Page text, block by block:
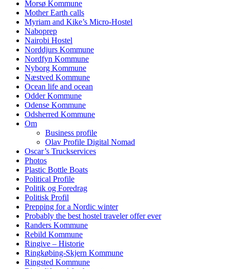
Morsø Kommune
Mother Earth calls
Myriam and Kike’s Micro-Hostel
Naboprep
Nairobi Hostel
Norddjurs Kommune
Nordfyn Kommune
Nyborg Kommune
Næstved Kommune
Ocean life and ocean
Odder Kommune
Odense Kommune
Odsherred Kommune
Om
Business profile
Olav Profile Digital Nomad
Oscar’s Truckservices
Photos
Plastic Bottle Boats
Political Profile
Politik og Foredrag
Politisk Profil
Prepping for a Nordic winter
Probably the best hostel traveler offer ever
Randers Kommune
Rebild Kommune
Ringive – Historie
Ringkøbing-Skjern Kommune
Ringsted Kommune